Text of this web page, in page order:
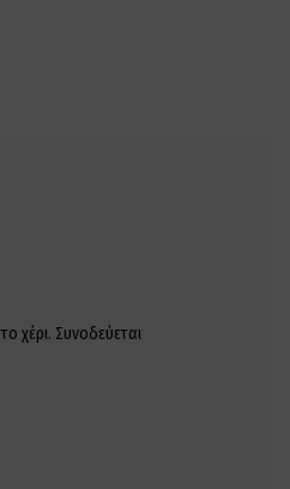
χέρι. Συνοδεύεται